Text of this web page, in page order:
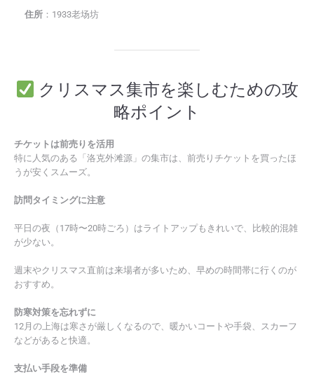
住所 ：1933老场坊
クリスマス集市を楽しむための攻
略ポイント
チケットは前売りを活用
特に人気のある「洛克外滩源」の集市は、前売りチケットを買ったほ
うが安くスムーズ。
訪問タイミングに注意
平日の夜（17時〜20時ごろ）はライトアップもきれいで、比較的混雑
が少ない。
週末やクリスマス直前は来場者が多いため、早めの時間帯に行くのが
おすすめ。
防寒対策を忘れずに
12月の上海は寒さが厳しくなるので、暖かいコートや手袋、スカーフ
などがあると快適。
支払い手段を準備